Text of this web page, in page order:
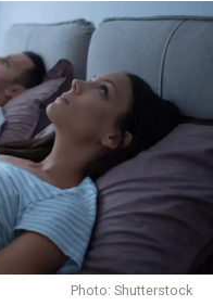
Photo: Shutterstock